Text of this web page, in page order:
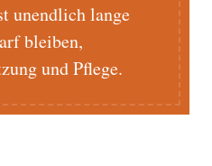
unendlich lange
bleiben,
und Pflege.